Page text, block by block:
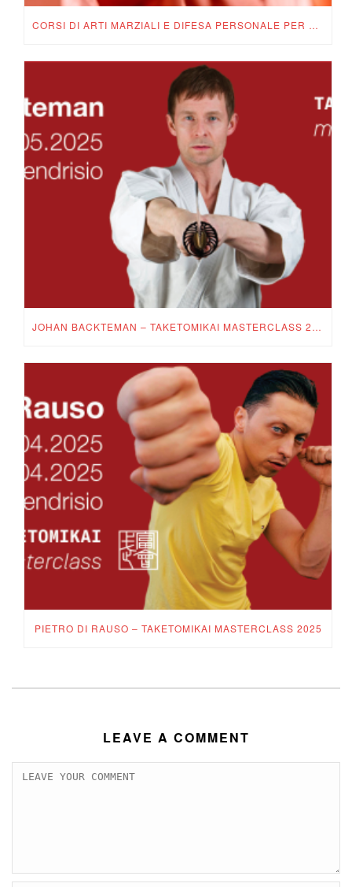
CORSI DI ARTI MARZIALI E DIFESA PERSONALE PER TUTTI A MENDRISIO
JOHAN BACKTEMAN – TAKETOMIKAI MASTERCLASS 2025
PIETRO DI RAUSO – TAKETOMIKAI MASTERCLASS 2025
LEAVE A COMMENT